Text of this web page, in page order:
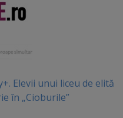
Elevii unui liceu de elită
în „Cioburile”